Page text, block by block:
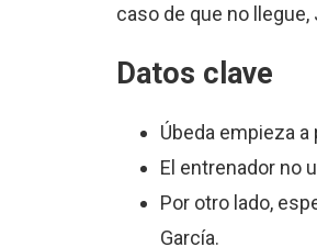
caso de que no
Datos clave
Úbeda empieza
El entrenador no
Por otro lado,
García.